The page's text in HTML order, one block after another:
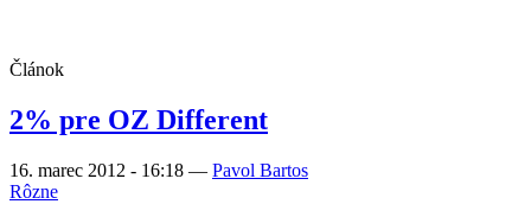
Článok
2% pre OZ Different
16. marec 2012 - 16:18 — Pavol Bartos
Rôzne